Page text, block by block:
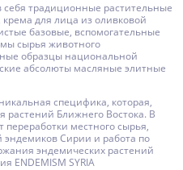
себя традиционные растительные
для лица из оливковой
базовые, вспомогательные
сырья животного
образцы национальной
абсолюты масляные элитные
специфика, которая,
растений Ближнего Востока. В
местного сырья,
Сирии и работа по
эндемических растений
ENDEMISM SYRIA